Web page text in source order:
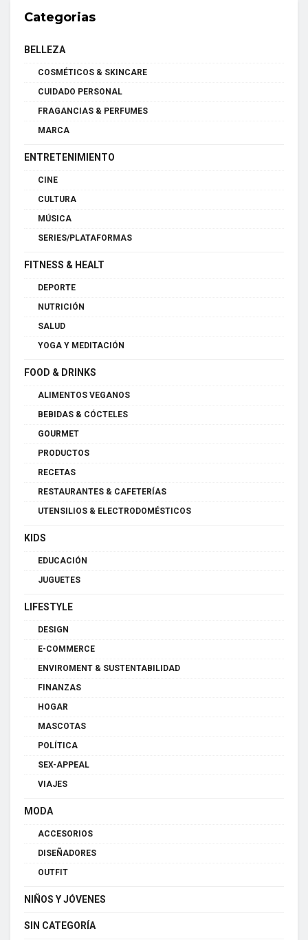
Categorias
BELLEZA
COSMÉTICOS & SKINCARE
CUIDADO PERSONAL
FRAGANCIAS & PERFUMES
MARCA
ENTRETENIMIENTO
CINE
CULTURA
MÚSICA
SERIES/PLATAFORMAS
FITNESS & HEALT
DEPORTE
NUTRICIÓN
SALUD
YOGA Y MEDITACIÓN
FOOD & DRINKS
ALIMENTOS VEGANOS
BEBIDAS & CÓCTELES
GOURMET
PRODUCTOS
RECETAS
RESTAURANTES & CAFETERÍAS
UTENSILIOS & ELECTRODOMÉSTICOS
KIDS
EDUCACIÓN
JUGUETES
LIFESTYLE
DESIGN
E-COMMERCE
ENVIROMENT & SUSTENTABILIDAD
FINANZAS
HOGAR
MASCOTAS
POLÍTICA
SEX-APPEAL
VIAJES
MODA
ACCESORIOS
DISEÑADORES
OUTFIT
NIÑOS Y JÓVENES
SIN CATEGORÍA